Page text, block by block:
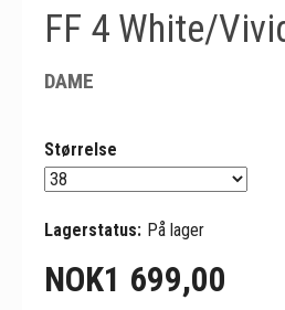
FF 4 White/
DAME
Størrelse
Lagerstatus: På lager
NOK1 699,00